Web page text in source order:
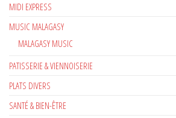
MIDI EXPRESS
MUSIC MALAGASY
MALAGASY MUSIC
PATISSERIE & VIENNOISERIE
PLATS DIVERS
SANTÉ & BIEN-ÊTRE